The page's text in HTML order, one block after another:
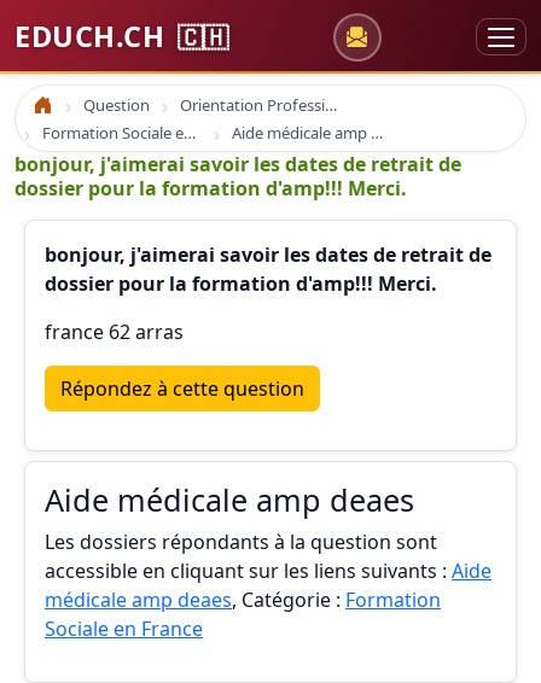
EDUCH.CH 🇨🇭
Accueil Question
Orientation Professionnelle
Formation Sociale en France
Aide médicale amp deaes
bonjour, j'aimerai savoir les dates de retrait de
dossier pour la formation d'amp!!! Merci.
bonjour, j'aimerai savoir les dates de retrait de
dossier pour la formation d'amp!!! Merci.
france 62 arras
Répondez à cette question
Aide médicale amp deaes
Les dossiers répondants à la question sont
accessible en cliquant sur les liens suivants : Aide
médicale amp deaes, Catégorie : Formation
Sociale en France